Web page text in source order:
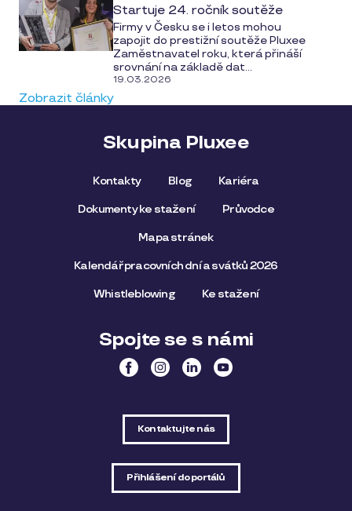
Startuje 24. ročník soutěže
Firmy v Česku se i letos mohou
zapojit do prestižní soutěže Pluxee
Zaměstnavatel roku, která přináší
srovnání na základě dat...
19.03.2026
Zobrazit články
Skupina Pluxee
Kontakty Blog Kariéra
Dokumenty ke stažení Průvodce
Mapa stránek
Kalendář pracovních dní a svátků 2026
Whistleblowing Ke stažení
Spojte se s námi
Kontaktujte nás
Přihlášení do portálů